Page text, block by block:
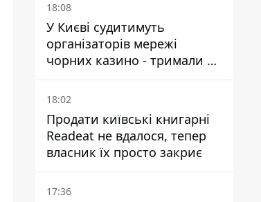
18:08
У Києві судитимуть
організаторів мережі
чорних казино - тримали 39
закладів
18:02
Продати київські книгарні
Readeat не вдалося, тепер
власник їх просто закриє
17:36